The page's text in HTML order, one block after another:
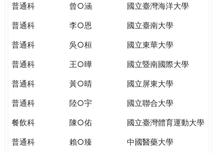
TODAY
WORLD
TOMORROW
YOU
THE
PATH
GLOBAL
普通科
曾○涵
國立臺灣海洋大學
普通科
李○恩
國立臺南大學
普通科
吳○桓
國立東華大學
普通科
王○曄
國立暨南國際大學
普通科
黃○晴
國立屏東大學
普通科
陸○宇
國立聯合大學
餐飲科
陳○佑
國立臺灣體育運動大學
普通科
賴○臻
中國醫藥大學